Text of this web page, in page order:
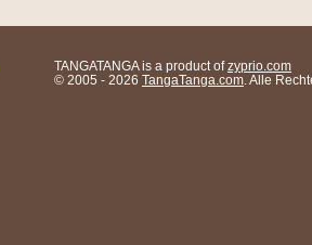
TANGATANGA is a product ofzyprio.com
© 2005 - 2026 TangaTanga.com . Alle